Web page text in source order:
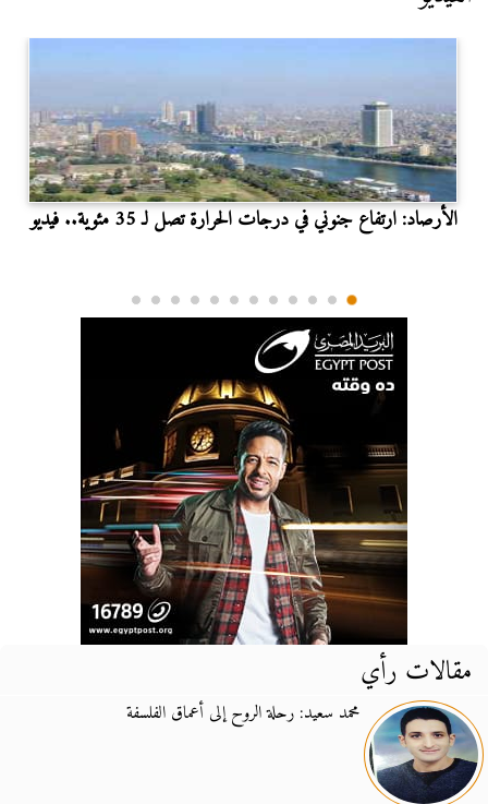
الأرصاد: ارتفاع جنوني في درجات الحرارة تصل لـ 35 مئوية.. فيديو
مقالات رأي
محمد سعيد: رحلة الروح إلى أعماق الفلسفة